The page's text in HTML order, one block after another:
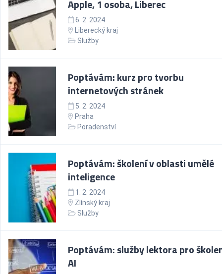
Apple, 1 osoba, Liberec
6. 2. 2024
Liberecký kraj
Služby
Poptávám: kurz pro tvorbu
internetových stránek
5. 2. 2024
Praha
Poradenství
Poptávám: školení v oblasti umělé
inteligence
1. 2. 2024
Zlínský kraj
Služby
Poptávám: služby lektora pro
AI